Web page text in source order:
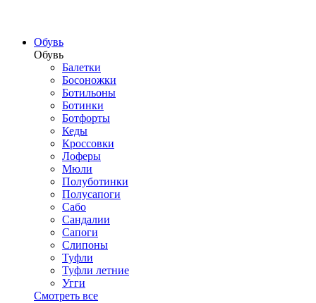
Обувь
Обувь
Балетки
Босоножки
Ботильоны
Ботинки
Ботфорты
Кеды
Кроссовки
Лоферы
Мюли
Полуботинки
Полусапоги
Сабо
Сандалии
Сапоги
Слипоны
Туфли
Туфли летние
Угги
Смотреть все